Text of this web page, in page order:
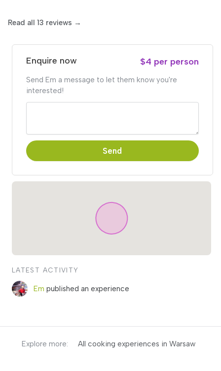
Read all 13 reviews →
Enquire now $4 per person
Send Em a message to let them know you're
interested!
Send
LATEST ACTIVITY
Em published an experience
Explore more: All cooking experiences in Warsaw